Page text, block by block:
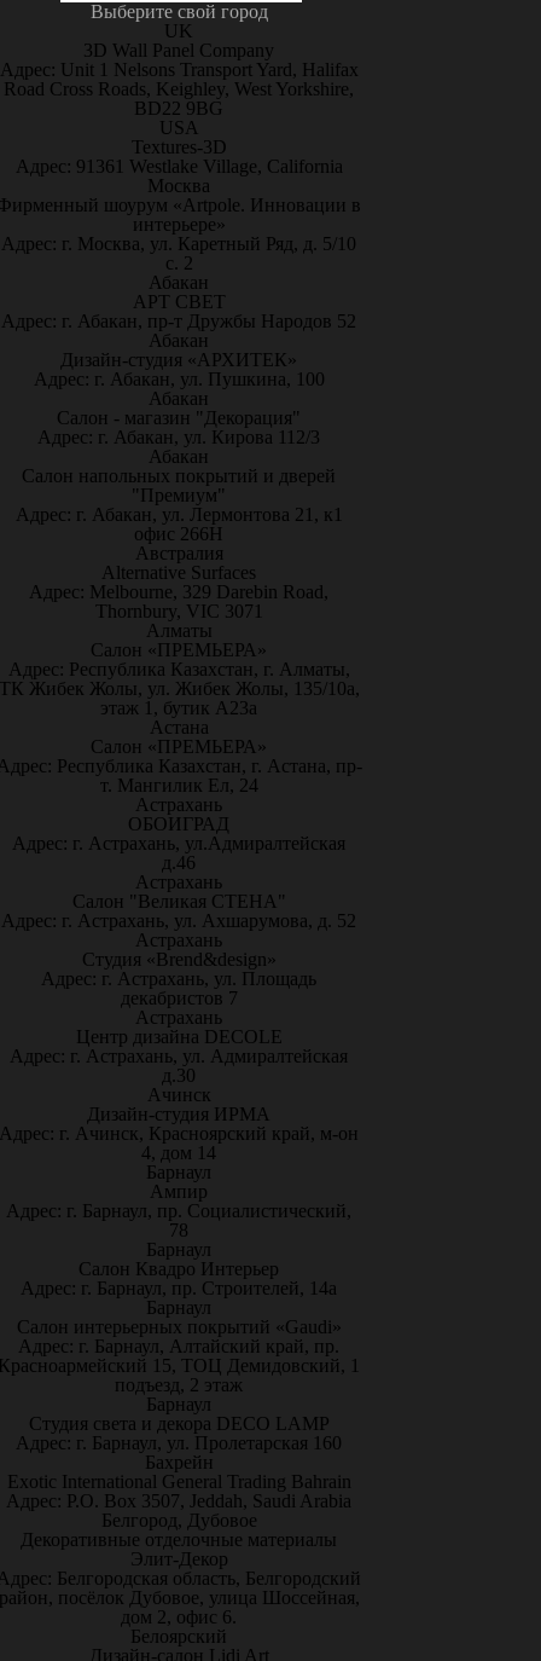
Выберите свой город
UK
3D Wall Panel Company
Адрес: Unit 1 Nelsons Transport Yard, Halifax
Road Cross Roads, Keighley, West Yorkshire,
BD22 9BG
USA
Textures-3D
Адрес: 91361 Westlake Village, California
Москва
шоурум «Artpole. Инновации в
интерьере»
Адрес: г. Москва, ул. Каретный Ряд, д. 5/10
с. 2
Абакан
АРТ СВЕТ
Адрес: г. Абакан, пр-т Дружбы Народов 52
Абакан
Дизайн-студия «АРХИТЕК»
Адрес: г. Абакан, ул. Пушкина, 100
Абакан
Салон - магазин "Декорация"
Адрес: г. Абакан, ул. Кирова 112/3
Абакан
Салон напольных покрытий и дверей
"Премиум"
Адрес: г. Абакан, ул. Лермонтова 21, к1
офис 266Н
Австралия
Alternative Surfaces
Адрес: Melbourne, 329 Darebin Road,
Thornbury, VIC 3071
Алматы
Салон «ПРЕМЬЕРА»
Адрес: Республика Казахстан, г. Алматы,
Жибек Жолы, ул. Жибек Жолы, 135/10а,
этаж 1, бутик А23а
Астана
Салон «ПРЕМЬЕРА»
Республика Казахстан, г. Астана, пр-
т. Мангилик Ел, 24
Астрахань
ОБОИГРАД
Адрес: г. Астрахань, ул.Адмиралтейская
д.46
Астрахань
Салон "Великая СТЕНА"
Адрес: г. Астрахань, ул. Ахшарумова, д. 52
Астрахань
Студия «Brend&design»
Адрес: г. Астрахань, ул. Площадь
декабристов 7
Астрахань
Центр дизайна DECOLE
Адрес: г. Астрахань, ул. Адмиралтейская
д.30
Ачинск
Дизайн-студия ИРМА
Адрес: г. Ачинск, Красноярский край, м-он
4, дом 14
Барнаул
Ампир
Адрес: г. Барнаул, пр. Социалистический,
78
Барнаул
Салон Квадро Интерьер
Адрес: г. Барнаул, пр. Строителей, 14а
Барнаул
Салон интерьерных покрытий «Gaudi»
Адрес: г. Барнаул, Алтайский край, пр.
15, ТОЦ Демидовский, 1
подъезд, 2 этаж
Барнаул
Студия света и декора DECO LAMP
Адрес: г. Барнаул, ул. Пролетарская 160
Бахрейн
Exotic International General Trading Bahrain
Адрес: P.O. Box 3507, Jeddah, Saudi Arabia
Белгород, Дубовое
Декоративные отделочные материалы
Элит-Декор
Белгородская область, Белгородский
посёлок Дубовое, улица Шоссейная,
дом 2, офис 6.
Белоярский
Дизайн-салон Lidi Art